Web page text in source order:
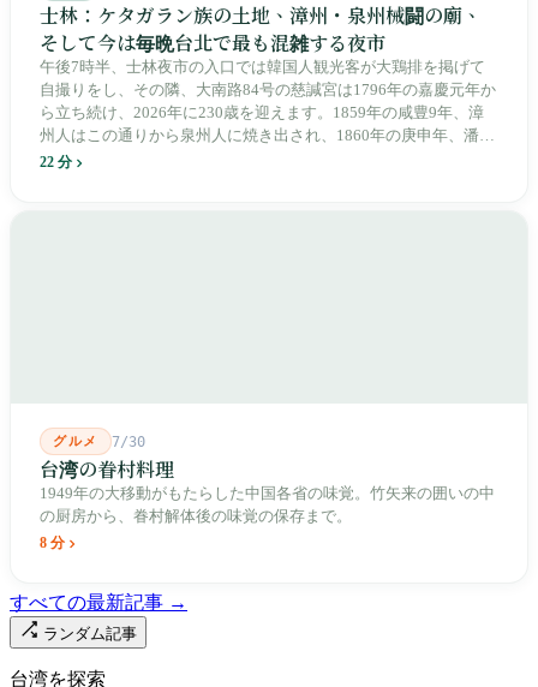
士林：ケタガラン族の土地、漳州・泉州械闘の廟、
そして今は毎晩台北で最も混雑する夜市
午後7時半、士林夜市の入口では韓国人観光客が大鶏排を掲げて
自撮りをし、その隣、大南路84号の慈諴宮は1796年の嘉慶元年か
ら立ち続け、2026年に230歳を迎えます。1859年の咸豊9年、漳
州人はこの通りから泉州人に焼き出され、1860年の庚申年、潘永
清は下樹林に大東路・大南路・大西路・大北路という四本の整然
22 分
グルメ 7/30
台湾の眷村料理
1949年の大移動がもたらした中国各省の味覚。竹矢来の囲いの中
の厨房から、眷村解体後の味覚の保存まで。
8 分
すべての最新記事 →
ランダム記事
台湾を探索